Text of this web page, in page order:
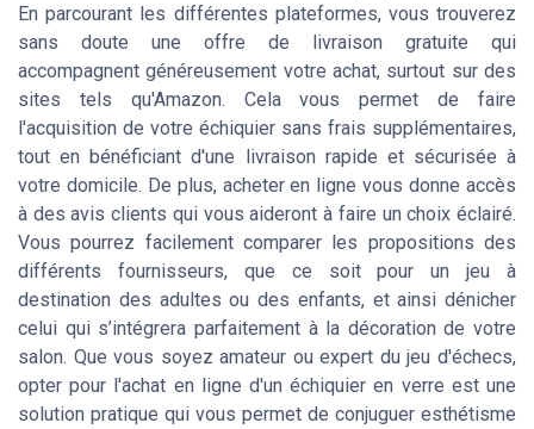
En parcourant les différentes plateformes, vous trouverez
sans doute une offre de livraison gratuite qui
accompagnent généreusement votre achat, surtout sur des
sites tels qu'Amazon. Cela vous permet de faire
l'acquisition de votre échiquier sans frais supplémentaires,
tout en bénéficiant d'une livraison rapide et sécurisée à
votre domicile. De plus, acheter en ligne vous donne accès
à des avis clients qui vous aideront à faire un choix éclairé.
Vous pourrez facilement comparer les propositions des
différents fournisseurs, que ce soit pour un jeu à
destination des adultes ou des enfants, et ainsi dénicher
celui qui s’intégrera parfaitement à la décoration de votre
salon. Que vous soyez amateur ou expert du jeu d'échecs,
opter pour l'achat en ligne d'un échiquier en verre est une
solution pratique qui vous permet de conjuguer esthétisme